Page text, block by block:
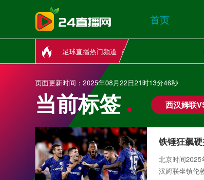
首页
足球直播热门频道
页面更新时间：2025年08月22日21时13分46秒
当前标签 西汉姆联
铁锤狂飙
北京时间
汉姆联坐镇伦